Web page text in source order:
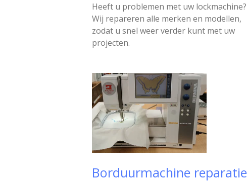
Heeft u problemen met uw lockmachine?
Wij repareren alle merken en modellen,
zodat u snel weer verder kunt met uw
projecten.
Borduurmachine reparatie